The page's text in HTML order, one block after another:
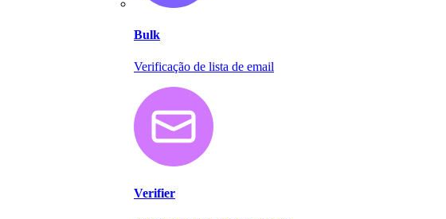
Bulk
Verificação de lista de email
Verifier